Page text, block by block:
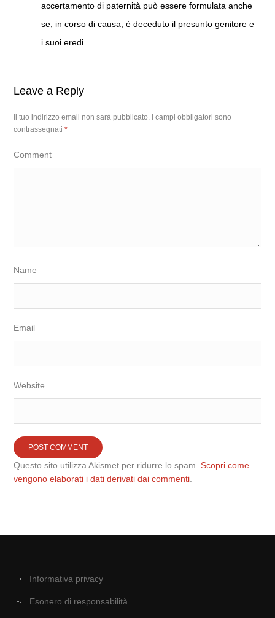
accertamento di paternità può essere formulata anche
se, in corso di causa, è deceduto il presunto genitore e
i suoi eredi
Leave a Reply
Il tuo indirizzo email non sarà pubblicato.
I campi obbligatori sono
contrassegnati*
Comment
Name
Email
Website
Questo sito utilizza Akismet per ridurre lo spam.Scopri come
vengono elaborati i dati derivati dai commenti
Informativa privacy
Esonero di responsabilità